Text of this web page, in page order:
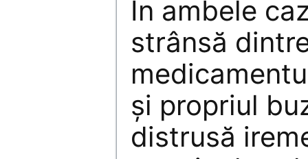
În ambele
strânsă
şi propriul
distrusă